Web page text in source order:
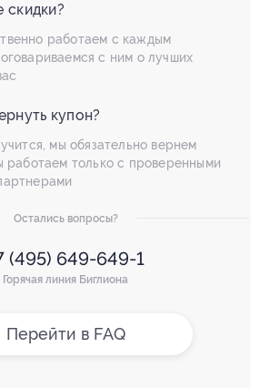
скидки?
работаем с каждым
с ним о лучших
купон?
мы обязательно вернем
работаем только с проверенными
Остались вопросы?
(495) 649-649-1
Горячая линия Биглиона
Перейти в FAQ